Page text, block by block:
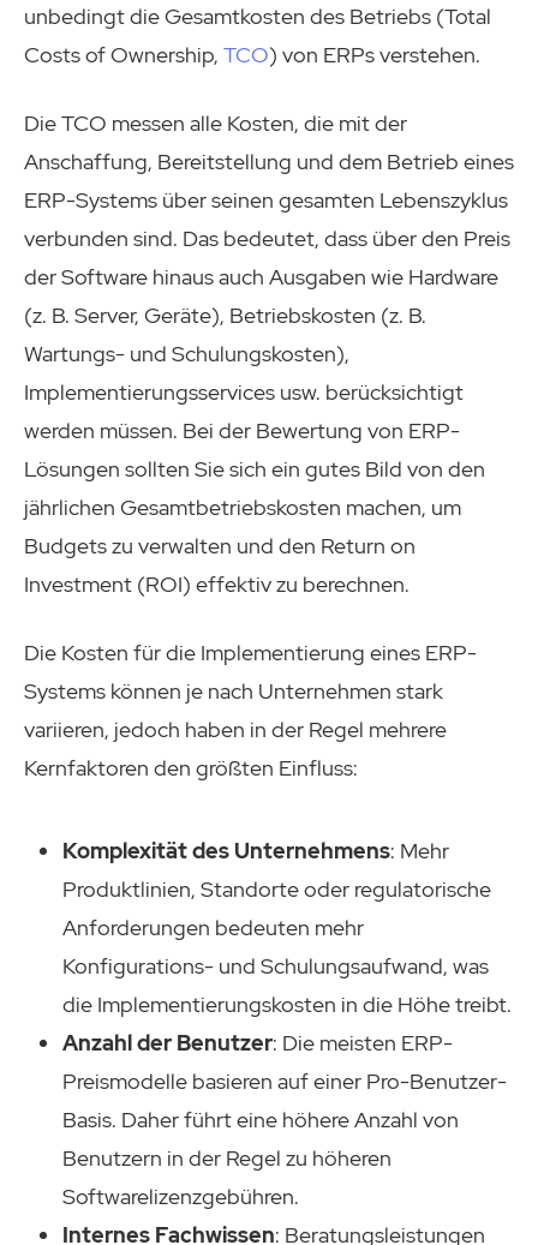
unbedingt die Gesamtkosten des Betriebs (Total
Costs of Ownership, TCO) von ERPs verstehen.
Die TCO messen alle Kosten, die mit der
Anschaffung, Bereitstellung und dem Betrieb eines
ERP-Systems über seinen gesamten Lebenszyklus
verbunden sind. Das bedeutet, dass über den Preis
der Software hinaus auch Ausgaben wie Hardware
(z. B. Server, Geräte), Betriebskosten (z. B.
Wartungs- und Schulungskosten),
Implementierungsservices usw. berücksichtigt
werden müssen. Bei der Bewertung von ERP-
Lösungen sollten Sie sich ein gutes Bild von den
jährlichen Gesamtbetriebskosten machen, um
Budgets zu verwalten und den Return on
Investment (ROI) effektiv zu berechnen.
Die Kosten für die Implementierung eines ERP-
Systems können je nach Unternehmen stark
variieren, jedoch haben in der Regel mehrere
Kernfaktoren den größten Einfluss:
Komplexität des Unternehmens: Mehr
Produktlinien, Standorte oder regulatorische
Anforderungen bedeuten mehr
Konfigurations- und Schulungsaufwand, was
die Implementierungskosten in die Höhe treibt.
Anzahl der Benutzer: Die meisten ERP-
Preismodelle basieren auf einer Pro-Benutzer-
Basis. Daher führt eine höhere Anzahl von
Benutzern in der Regel zu höheren
Softwarelizenzgebühren.
Internes Fachwissen: Beratungsleistungen